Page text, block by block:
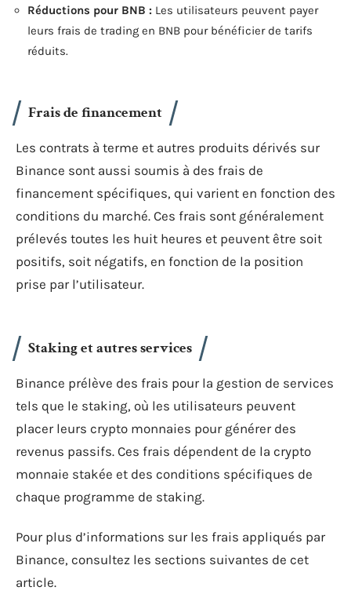
Réductions pour BNB : Les utilisateurs peuvent payer
leurs frais de trading en BNB pour bénéficier de tarifs
réduits.
Frais de financement
Les contrats à terme et autres produits dérivés sur
Binance sont aussi soumis à des frais de
financement spécifiques, qui varient en fonction des
conditions du marché. Ces frais sont généralement
prélevés toutes les huit heures et peuvent être soit
positifs, soit négatifs, en fonction de la position
prise par l’utilisateur.
Staking et autres services
Binance prélève des frais pour la gestion de services
tels que le staking, où les utilisateurs peuvent
placer leurs crypto monnaies pour générer des
revenus passifs. Ces frais dépendent de la crypto
monnaie stakée et des conditions spécifiques de
chaque programme de staking.
Pour plus d’informations sur les frais appliqués par
Binance, consultez les sections suivantes de cet
article.